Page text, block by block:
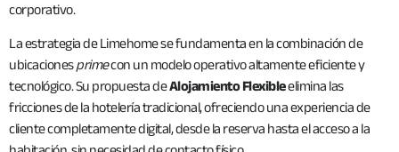
corporativo.
La estrategia de Limehome se fundamenta en la combinación de
ubicacionesprimecon un modelo operativo altamente eficiente y
tecnológico. Su propuesta deAlojamiento Flexibleelimina las
fricciones de la hotelería tradicional, ofreciendo una experiencia de
cliente completamente digital, desde la reserva hasta el acceso a la